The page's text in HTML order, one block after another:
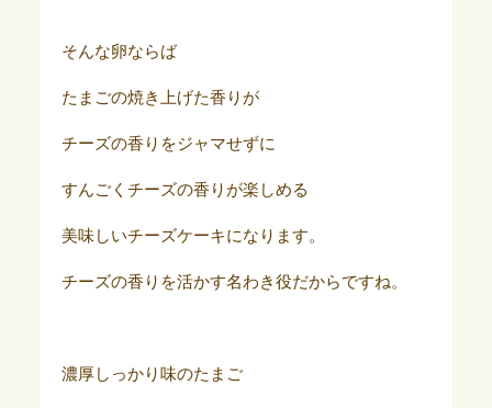
そんな卵ならば
たまごの焼き上げた香りが
チーズの香りをジャマせずに
すんごくチーズの香りが楽しめる
美味しいチーズケーキになります。
チーズの香りを活かす名わき役だからですね。
濃厚しっかり味のたまご